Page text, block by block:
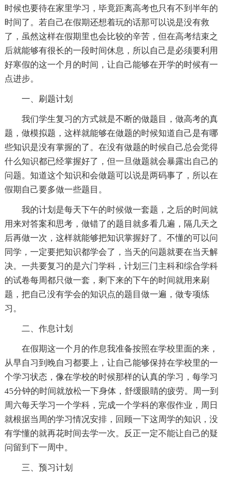
时候也要待在家里学习，毕竟距离高考也只有不到半年的
时间了。若自己在假期还想着玩的话那可以说是没有救
了，虽然这样在假期里也会比较的辛苦，但在高考结束之
后就能够有很长的一段时间休息，所以自己是必须要利用
好寒假的这一个月的时间，让自己能够在开学的时候有一
点进步。
一、刷题计划
我们学生复习的方式就是不断的做题目，做高考的真
题，做模拟题，这样就能够在做题的时候知道自己是有哪
些知识是没有掌握的了。在没有做题的时候自己总会觉得
什么知识都已经掌握好了，但一旦做题就会暴露出自己的
问题。知道这个知识和会做题可以说是两码事了，所以在
假期自己要多做一些题目。
我的计划是每天下午的时候做一套题，之后的时间就
用来对答案和思考，做错了的题目就多看几遍，隔几天之
后再做一次，这样就能够把知识掌握好了。不懂的可以问
同学，一定要把知识都学会了，当天的问题就要在当天解
决。一共要复习的是六门学科，计划三门主科和综合学科
的试卷每周都只做一套，剩下来的下午的时间就用来刷
题，把自己没有学会的知识点的题目做一遍，做专项练
习。
二、作息计划
在假期这一个月的作息我准备按照在学校里面的来，
从早自习到晚自习都要上，让自己能够保持在学校里的一
个学习状态，像在学校的时候那样的认真的学习，每学习
45分钟的时间就放松一下身体，舒缓眼睛的疲劳。周一到
周六每天学习一个学科，完成一个学科的寒假作业，周日
就根据当周的学习情况安排，回顾一下这周学的知识，没
有学懂的就再花时间去学一次。反正一定不能让自己的疑
问留到下一周中。
三、预习计划